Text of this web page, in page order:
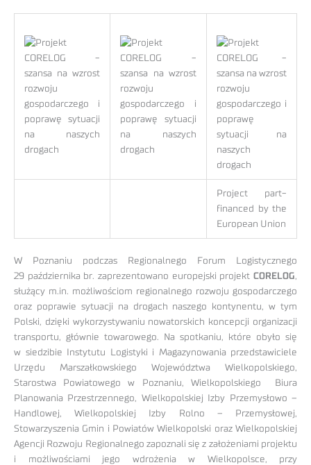
Project part-
financed by the
European Union
W Poznaniu podczas Regionalnego Forum Logistycznego
29 października br. zaprezentowano europejski projekt CORELOG,
służący m.in. możliwościom regionalnego rozwoju gospodarczego
oraz poprawie sytuacji na drogach naszego kontynentu, w tym
Polski, dzięki wykorzystywaniu nowatorskich koncepcji organizacji
transportu, głównie towarowego. Na spotkaniu, które obyło się
w siedzibie Instytutu Logistyki i Magazynowania przedstawiciele
Urzędu Marszałkowskiego Województwa Wielkopolskiego,
Starostwa Powiatowego w Poznaniu, Wielkopolskiego Biura
Planowania Przestrzennego, Wielkopolskiej Izby Przemysłowo –
Handlowej, Wielkopolskiej Izby Rolno – Przemysłowej,
Stowarzyszenia Gmin i Powiatów Wielkopolski oraz Wielkopolskiej
Agencji Rozwoju Regionalnego zapoznali się z założeniami projektu
i możliwościami jego wdrożenia w Wielkopolsce, przy